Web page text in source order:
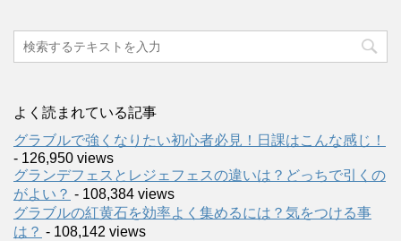
よく読まれている記事
グラブルで強くなりたい初心者必見！日課はこんな感じ！
- 126,950 views
グランデフェスとレジェフェスの違いは？どっちで引くの
がよい？ - 108,384 views
グラブルの紅黄石を効率よく集めるには？気をつける事
は？ - 108,142 views